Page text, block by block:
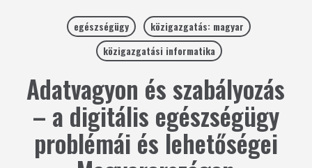
egészségügy
közigazgatás: magyar
közigazgatási informatika
Adatvagyon és szabályozás
– a digitális egészségügy
problémái és lehetőségei